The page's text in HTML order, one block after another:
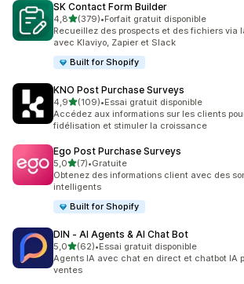
SK Contact Form Builder
4,8étoile(s) sur 5
(379)
379 avis au total
•Forfait gratuit disponible
Recueillez des prospects et des fichiers via
avec Klaviyo, Zapier et Slack
Built for Shopify
KNO Post Purchase Surveys
4,9étoile(s) sur 5
(109)
109 avis au total
•Essai gratuit disponible
Accédez aux informations sur les clients
fidélisation et stimuler la croissance
Ego Post Purchase Surveys
5,0étoile(s) sur 5
(7)
7 avis au total
•Gratuite
Obtenez des informations client avec des
intelligents
Built for Shopify
DIN ‑ AI Agents & AI Chat Bot
5,0étoile(s) sur 5
(62)
62 avis au total
•Essai gratuit disponible
Agents IA avec chat en direct et chatbot IA
ventes